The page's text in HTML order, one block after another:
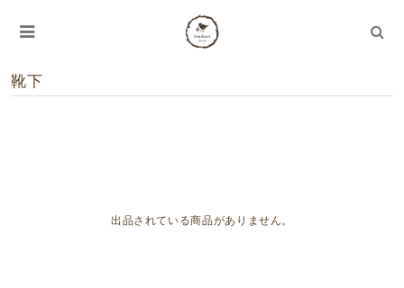
靴下
出品されている商品がありません。